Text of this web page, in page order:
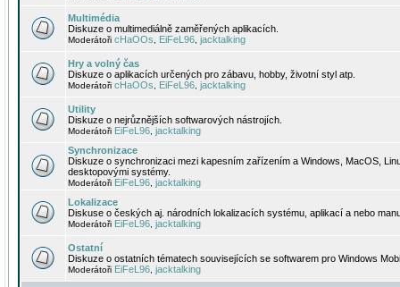
Multimédia
Diskuze o multimediálně zaměřených aplikacích.
Moderátoři cHaOOs EiFeL96 jacktalking
Hry a volný čas
Diskuze o aplikacích určených pro zábavu, hobby, životní styl atp.
Moderátoři cHaOOs EiFeL96 jacktalking
Utility
Diskuze o nejrůznějších softwarových nástrojích.
Moderátoři EiFeL96 jacktalking
Synchronizace
Diskuze o synchronizaci mezi kapesním zařízením a Windows, MacOS,
desktopovými systémy.
Moderátoři EiFeL96 jacktalking
Lokalizace
Diskuse o českých aj. národních lokalizacích systému, aplikací a nebo
Moderátoři EiFeL96 jacktalking
Ostatní
Diskuze o ostatních tématech souvisejících se softwarem pro Windows
Moderátoři EiFeL96 jacktalking